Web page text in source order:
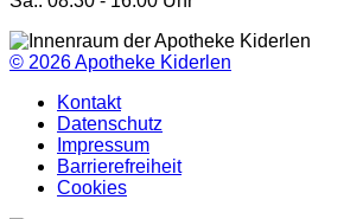
© 2026Apotheke Kiderlen
Kontakt
Datenschutz
Impressum
Barrierefreiheit
Cookies